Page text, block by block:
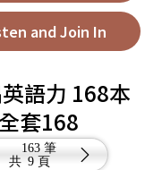
and Join In
語力 168本
套168
共
163 筆
9 頁